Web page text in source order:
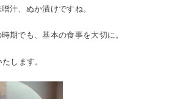
汁、ぬか漬けですね。
期でも、基本の食事を大切に。
します。